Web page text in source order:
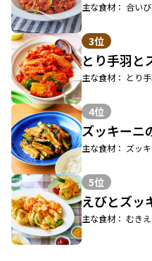
主な食材： 合い
3位
とり手羽と
主な食材： とり
4位
ズッキーニ
主な食材： ズッ
5位
えびとズッ
主な食材： むき